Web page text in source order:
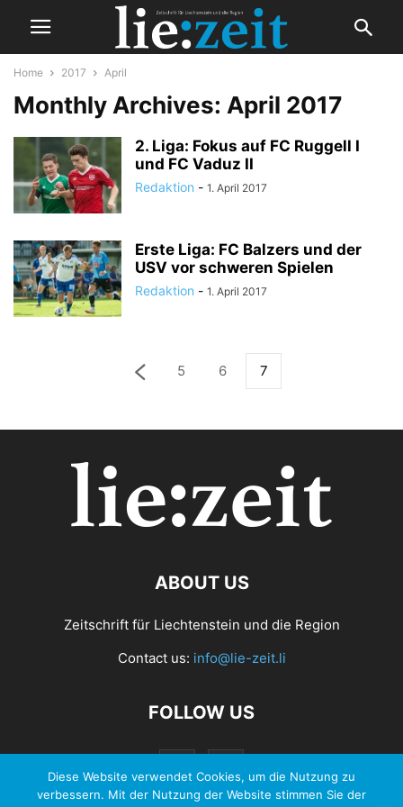
Home 2017 April
Monthly Archives: April 2017
2. Liga: Fokus auf FC Ruggell I
und FC Vaduz II
Redaktion - 1. April 2017
Erste Liga: FC Balzers und der
USV vor schweren Spielen
Redaktion - 1. April 2017
5 6 7
ABOUT US
Zeitschrift für Liechtenstein und die Region
Contact us: info@lie-zeit.li
FOLLOW US
Diese Website verwendet Cookies, um die Nutzung zu
verbessern. Mit der Nutzung der Website stimmen Sie der